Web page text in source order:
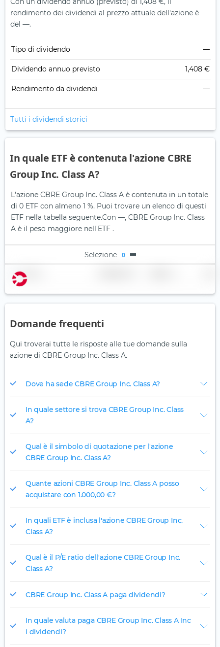
rendimento dei dividendi al prezzo attuale dell'azione è
del —.
Tipo di dividendo —
Dividendo annuo previsto 1,408 €
Rendimento da dividendi —
Tutti i dividendi storici
In quale ETF è contenuta l'azione CBRE
Group Inc. Class A?
L'azione CBRE Group Inc. Class A è contenuta in un totale
di 0 ETF con almeno 1 %. Puoi trovare un elenco di questi
ETF nella tabella seguente.Con —, CBRE Group Inc. Class
A è il peso maggiore nell'ETF .
Selezione 0
Nome
Domande frequenti
Qui troverai tutte le risposte alle tue domande sulla
azione di CBRE Group Inc. Class A.
Dove ha sede CBRE Group Inc. Class A?
In quale settore si trova CBRE Group Inc. Class
A?
Qual è il simbolo di quotazione per l'azione
CBRE Group Inc. Class A?
Quante azioni CBRE Group Inc. Class A posso
acquistare con 1.000,00 €?
In quali ETF è inclusa l'azione CBRE Group Inc.
Class A?
Qual è il P/E ratio dell'azione CBRE Group Inc.
Class A?
CBRE Group Inc. Class A paga dividendi?
In quale valuta paga CBRE Group Inc. Class A Inc
i dividendi?